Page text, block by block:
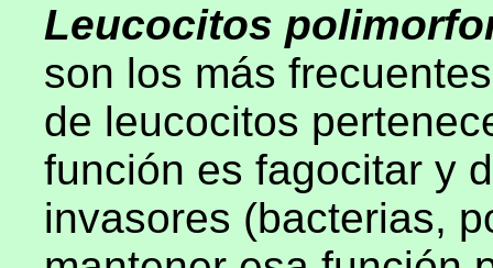
Leucocitos
son los más
de leucocitos
función es fagocitar y
invasores (bacterias,